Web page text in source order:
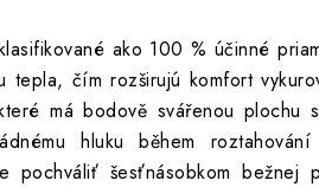
ako 100 % účinné
tepla, čím rozširujú komfort
má bodově svářenou plochu
hluku během
pochváliť šesťnásobkom